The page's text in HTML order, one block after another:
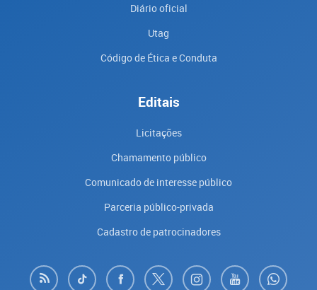
Diário oficial
Utag
Código de Ética e Conduta
Editais
Licitações
Chamamento público
Comunicado de interesse público
Parceria público-privada
Cadastro de patrocinadores